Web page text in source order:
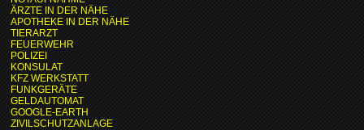
ÄRZTE IN DER NÄHE
APOTHEKE IN DER NÄHE
TIERARZT
FEUERWEHR
POLIZEI
KONSULAT
KFZ WERKSTATT
FUNKGERÄTE
GELDAUTOMAT
GOOGLE-EARTH
ZIVILSCHUTZANLAGE